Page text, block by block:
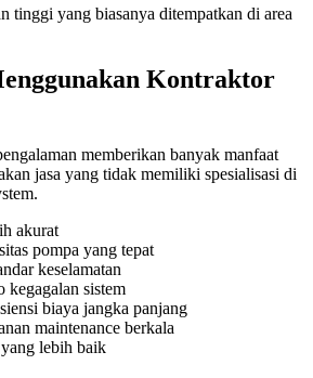
tinggi yang biasanya ditempatkan di area
Kontraktor
memberikan banyak manfaat
jasa yang tidak memiliki spesialisasi di
akurat
pompa yang tepat
keselamatan
kegagalan sistem
biaya jangka panjang
maintenance berkala
lebih baik